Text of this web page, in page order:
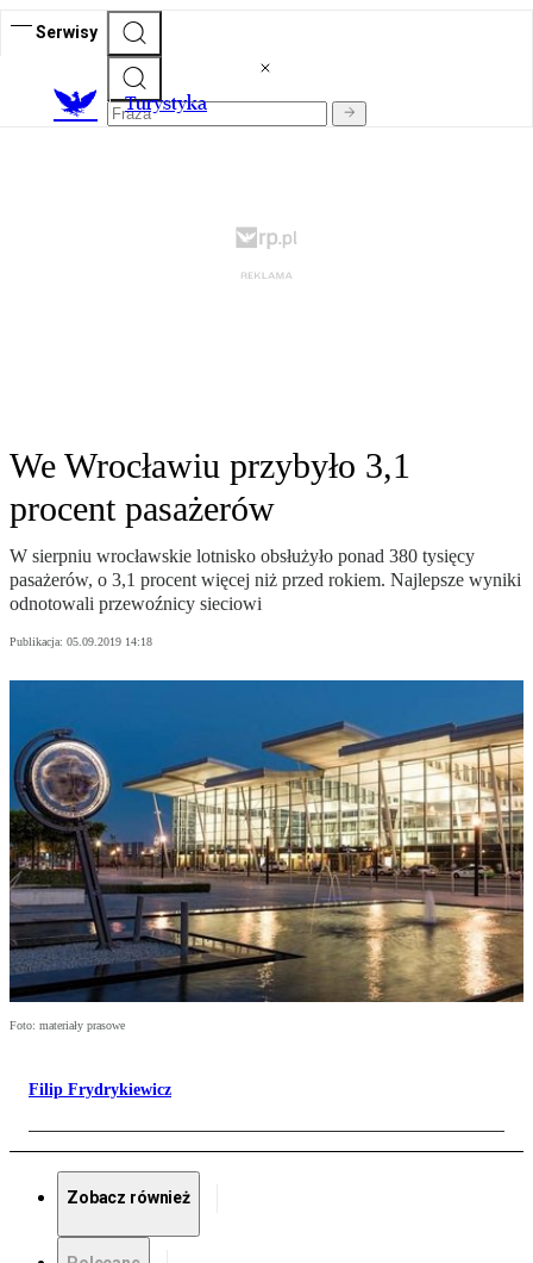
Serwisy
Turystyka
We Wrocławiu przybyło 3,1
procent pasażerów
W sierpniu wrocławskie lotnisko obsłużyło ponad 380 tysięcy
pasażerów, o 3,1 procent więcej niż przed rokiem. Najlepsze wyniki
odnotowali przewoźnicy sieciowi
Publikacja: 05.09.2019 14:18
Foto: materiały prasowe
Filip Frydrykiewicz
Zobacz również